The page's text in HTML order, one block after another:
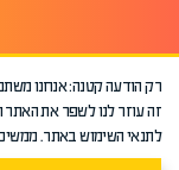
רק הודעה קטנה: אנחנו
זה עוזר לנו לשפר את האתר
לתנאי השימוש באתר.